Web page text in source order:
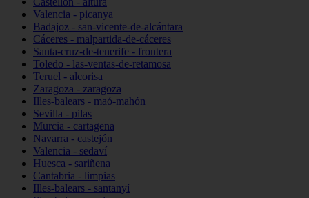
Valencia - picanya
Badajoz - san-vicente-de-alcántara
Cáceres - malpartida-de-cáceres
Santa-cruz-de-tenerife - frontera
Toledo - las-ventas-de-retamosa
Teruel - alcorisa
Zaragoza - zaragoza
Illes-balears - maó-mahón
Sevilla - pilas
Murcia - cartagena
Navarra - castejón
Valencia - sedaví
Huesca - sariñena
Cantabria - limpias
Illes-balears - santanyí